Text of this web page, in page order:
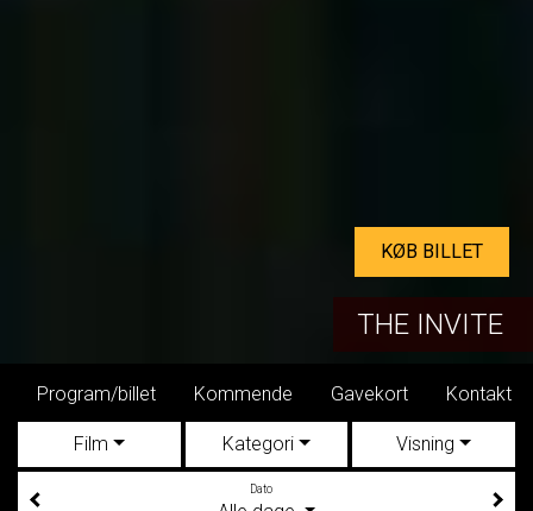
THE INVITE
KØB BILLET
Gavekort Kontakt Dine billetter
Film Kategori Visning
Dato